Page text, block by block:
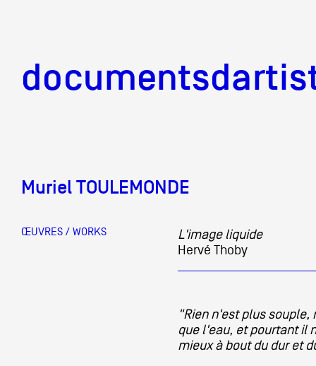
Mission
Équipe
Muriel TOULEMONDE
ŒUVRES / WORKS
L'image liquide
Hervé Thoby
"Rien n'est plus
que l'eau, et pourtant il
mieux à bout du dur et